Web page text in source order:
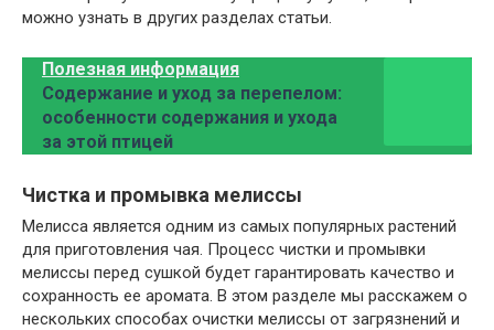
можно узнать в других разделах статьи.
Полезная информация
Содержание и уход за перепелом:
особенности содержания и ухода
за этой птицей
Чистка и промывка мелиссы
Мелисса является одним из самых популярных растений
для приготовления чая. Процесс чистки и промывки
мелиссы перед сушкой будет гарантировать качество и
сохранность ее аромата. В этом разделе мы расскажем о
нескольких способах очистки мелиссы от загрязнений и